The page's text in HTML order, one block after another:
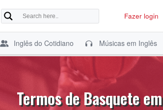
Fazer login
Inglês do Cotidiano Músicas em Inglês
Termos de Basquete